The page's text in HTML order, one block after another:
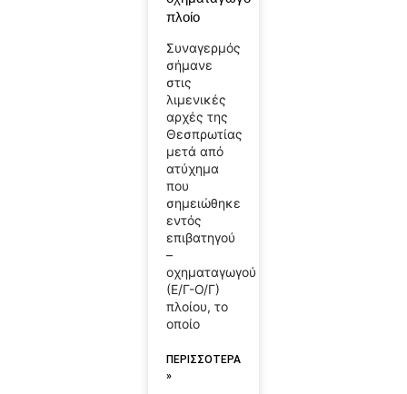
πλοίο
Συναγερμός
σήμανε
στις
λιμενικές
αρχές της
Θεσπρωτίας
μετά από
ατύχημα
που
σημειώθηκε
εντός
επιβατηγού
–
οχηματαγωγού
(Ε/Γ-Ο/Γ)
πλοίου, το
οποίο
ΠΕΡΙΣΣΟΤΕΡΑ
»